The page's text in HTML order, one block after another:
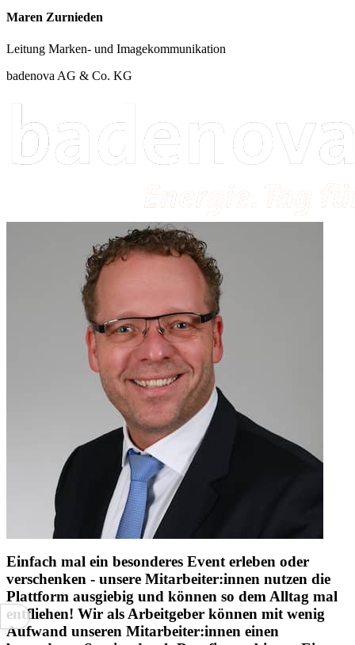
Maren Zurnieden
Leitung Marken- und Imagekommunikation
badenova AG & Co. KG
Einfach mal ein besonderes Event erleben oder
verschenken - unsere Mitarbeiter:innen nutzen die
Plattform ausgiebig und können so dem Alltag mal
entfliehen! Wir als Arbeitgeber können mit wenig
Aufwand unseren Mitarbeiter:innen einen